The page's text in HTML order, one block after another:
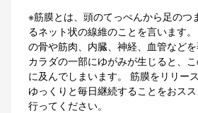
※筋膜とは、頭のてっぺんから足のつ
るネット状の線維のことを言います
の骨や筋肉、内臓、神経、血管などを
カラダの一部にゆがみが生じると、
に及んでしまいます。 筋膜をリリー
ゆっくりと毎日継続することをおス
行ってください。